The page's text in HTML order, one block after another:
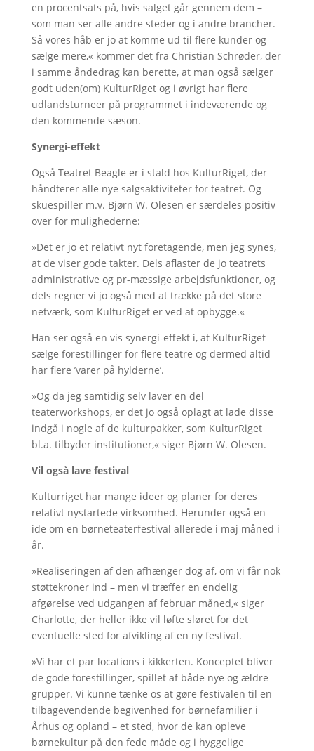
en procentsats på, hvis salget går gennem dem –
som man ser alle andre steder og i andre brancher.
Så vores håb er jo at komme ud til flere kunder og
sælge mere,« kommer det fra Christian Schrøder, der
i samme åndedrag kan berette, at man også sælger
godt uden(om) KulturRiget og i øvrigt har flere
udlandsturneer på programmet i indeværende og
den kommende sæson.
Synergi-effekt
Også Teatret Beagle er i stald hos KulturRiget, der
håndterer alle nye salgsaktiviteter for teatret. Og
skuespiller m.v. Bjørn W. Olesen er særdeles positiv
over for mulighederne:
»Det er jo et relativt nyt foretagende, men jeg synes,
at de viser gode takter. Dels aflaster de jo teatrets
administrative og pr-mæssige arbejdsfunktioner, og
dels regner vi jo også med at trække på det store
netværk, som KulturRiget er ved at opbygge.«
Han ser også en vis synergi-effekt i, at KulturRiget
sælge forestillinger for flere teatre og dermed altid
har flere ’varer på hylderne’.
»Og da jeg samtidig selv laver en del
teaterworkshops, er det jo også oplagt at lade disse
indgå i nogle af de kulturpakker, som KulturRiget
bl.a. tilbyder institutioner,« siger Bjørn W. Olesen.
Vil også lave festival
Kulturriget har mange ideer og planer for deres
relativt nystartede virksomhed. Herunder også en
ide om en børneteaterfestival allerede i maj måned i
år.
»Realiseringen af den afhænger dog af, om vi får nok
støttekroner ind – men vi træffer en endelig
afgørelse ved udgangen af februar måned,« siger
Charlotte, der heller ikke vil løfte sløret for det
eventuelle sted for afvikling af en ny festival.
»Vi har et par locations i kikkerten. Konceptet bliver
de gode forestillinger, spillet af både nye og ældre
grupper. Vi kunne tænke os at gøre festivalen til en
tilbagevendende begivenhed for børnefamilier i
Århus og opland – et sted, hvor de kan opleve
børnekultur på den fede måde og i hyggelige